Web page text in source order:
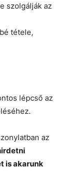
szolgálják az
tétele,
lépcső az
az
is akarunk